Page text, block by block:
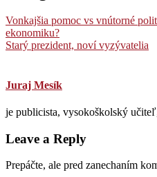
Vonkajšia pomoc vs vnútorné
ekonomiku?
Starý prezident, noví vyzývatelia
Juraj Mesík
je publicista, vysokoškolský
Leave a Reply
Prepáčte, ale pred zanechaním